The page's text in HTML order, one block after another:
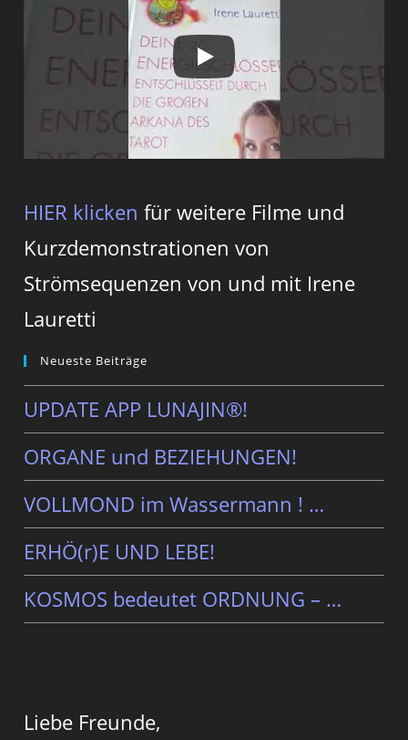
HIER klicken für weitere Filme und
Kurzdemonstrationen von
Strömsequenzen von und mit Irene
Lauretti
Neueste Beiträge
UPDATE APP LUNAJIN®!
ORGANE und BEZIEHUNGEN!
VOLLMOND im Wassermann ! …
ERHÖ(r)E UND LEBE!
KOSMOS bedeutet ORDNUNG – …
Liebe Freunde,